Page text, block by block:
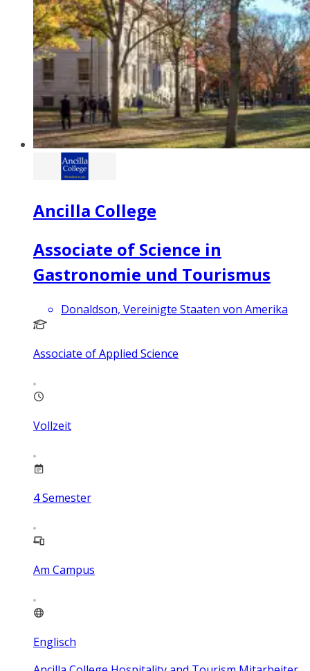
Ancilla College
Associate of Science in
Gastronomie und Tourismus
Donaldson, Vereinigte Staaten von Amerika
Associate of Applied Science
Vollzeit
4Semester
Am Campus
Englisch